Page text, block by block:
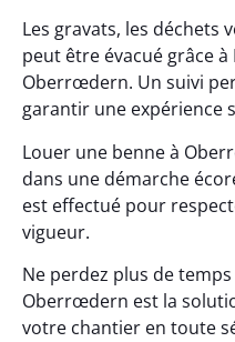
Les gravats, les déchets
peut être évacué grâce
Oberrœdern. Un suivi
garantir une expérience
Louer une benne à
dans une démarche
est effectué pour
vigueur.
Ne perdez plus de
Oberrœdern est la
votre chantier en toute